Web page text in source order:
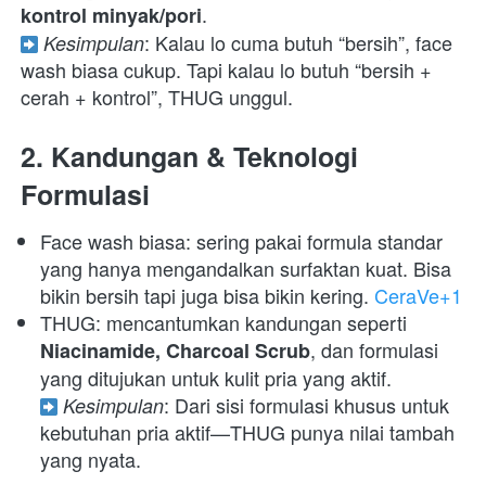
kontrol minyak/pori
Kesimpulan: Kalau lo cuma butuh “bersih”, face
wash biasa cukup. Tapi kalau lo butuh “bersih +
cerah + kontrol”, THUG unggul.
2. Kandungan & Teknologi
Formulasi
Face wash biasa: sering pakai formula standar
yang hanya mengandalkan surfaktan kuat. Bisa
bikin bersih tapi juga bisa bikin kering. CeraVe+1
Niacinamide, Charcoal Scrub, dan formulasi
Kesimpulan: Dari sisi formulasi khusus untuk
kebutuhan pria aktif—THUG punya nilai tambah
yang nyata.